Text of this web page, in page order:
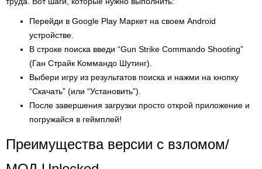
Перейди в Google Play Маркет на своем Android
устройстве.
В строке поиска введи “Gun Strike Commando Shooting”
(Ган Страйк Коммандо Шутинг).
Выбери игру из результатов поиска и нажми на кнопку
“Скачать” (или “Установить”).
После завершения загрузки просто открой приложение и
погружайся в геймплей!
Преимущества версии с взломом/